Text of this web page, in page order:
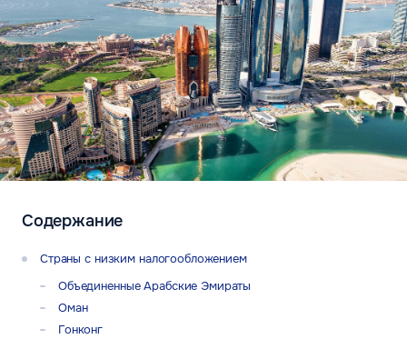
Содержание
Страны с низким налогообложением
Объединенные Арабские Эмираты
Оман
Гонконг